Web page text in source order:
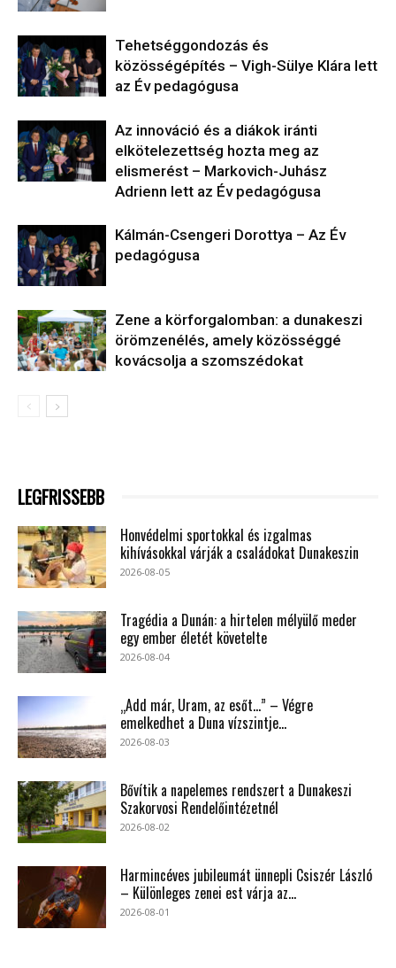
Tehetséggondozás és
közösségépítés – Vigh-Sülye Klára lett
az Év pedagógusa
Az innováció és a diákok iránti
elkötelezettség hozta meg az
elismerést – Markovich-Juhász
Adrienn lett az Év pedagógusa
Kálmán-Csengeri Dorottya – Az Év
pedagógusa
Zene a körforgalomban: a dunakeszi
örömzenélés, amely közösséggé
kovácsolja a szomszédokat
LEGFRISSEBB
Honvédelmi sportokkal és izgalmas
kihívásokkal várják a családokat Dunakeszin
2026-08-05
Tragédia a Dunán: a hirtelen mélyülő meder
egy ember életét követelte
2026-08-04
„Add már, Uram, az esőt…” – Végre
emelkedhet a Duna vízszintje...
2026-08-03
Bővítik a napelemes rendszert a Dunakeszi
Szakorvosi Rendelőintézetnél
2026-08-02
Harmincéves jubileumát ünnepli Csiszér László
– Különleges zenei est várja az...
2026-08-01